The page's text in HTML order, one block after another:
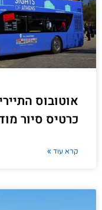
אוטובוס
כרטיס סיור
קרא עוד »